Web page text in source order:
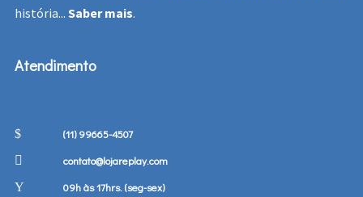
história... Saber mais.
Atendimento
(11) 99665-4507
contato@lojareplay.com
09h às 17hrs. (seg-sex)